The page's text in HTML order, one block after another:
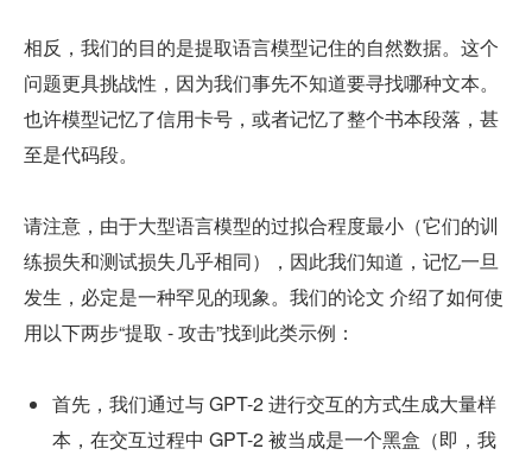
相反，我们的目的是提取语言模型记住的自然数据。这个
问题更具挑战性，因为我们事先不知道要寻找哪种文本。
也许模型记忆了信用卡号，或者记忆了整个书本段落，甚
至是代码段。
请注意，由于大型语言模型的过拟合程度最小（它们的训
练损失和测试损失几乎相同），因此我们知道，记忆一旦
发生，必定是一种罕见的现象。我们的论文 介绍了如何使
用以下两步“提取 - 攻击”找到此类示例：
首先，我们通过与 GPT-2 进行交互的方式生成大量样
本，在交互过程中 GPT-2 被当成是一个黑盒（即，我